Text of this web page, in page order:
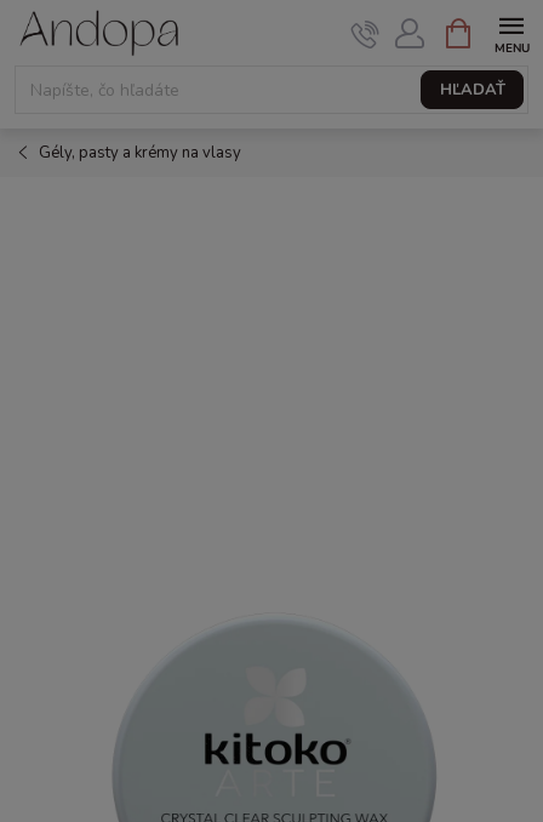
Prejsť
HĽADAŤ
NÁKUPNÝ
KOŠÍK
Gély, pasty a krémy na vlasy